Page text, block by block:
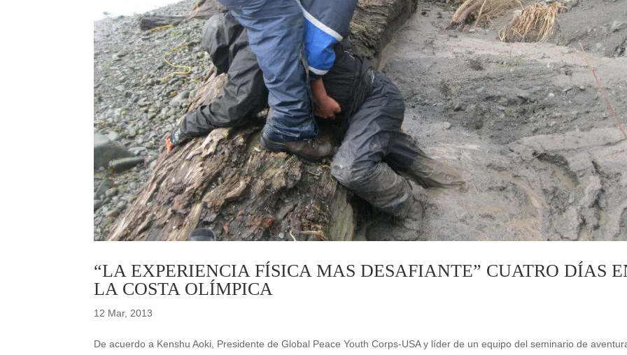
“LA EXPERIENCIA FÍSICA MAS DESAFIANTE” CUATRO DÍAS
LA COSTA OLÍMPICA
12 Mar, 2013
De acuerdo a Kenshu Aoki, Presidente de Global Peace Youth Corps-USA y líder de un equipo del seminario de